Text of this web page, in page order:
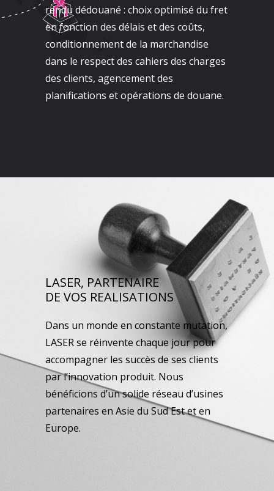
rendu dédouané : choix optimisé du fret
en fonction des délais et des coûts,
conditionnement de la marchandise
dans le respect des cahiers des charges
des clients, agencement des
planifications et opérations de douane.
LASER, PARTENAIRE
DE VOS REALISATIONS
Dans un monde en constante mutation,
LASER se réinvente chaque jour pour
accompagner les succès de ses clients
par l’innovation produit. Nous
bénéficions d’un solide réseau d’usines
partenaires en Asie du Sud Est et en
Europe.